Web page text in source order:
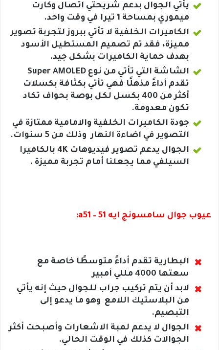
يأتي الجوال بدعم شريحتي اتصال وكارت
ميموري بمساحة 1 تيرا في وقت واحد.
الكاميرات الخلفية لا تأتي ببروز لتجربة تصوير
مميزة، فقد تم تصميم المستطيل الأسود
بهدف حماية الكاميرات بشكل جيد.
الشاشة التي تأتي من نوع Super AMOLED
تقدم أداءً مذهلًا فهي تأتي بكثافة بكسلات
أكثر من 400 بكسل لكل بوصة بحواف تكاد
تكون معدومة.
جودة الكاميرات الخلفية والامامية ممتازة في
التصوير في اضاءة النهار وذلك من 5 سنوات.
الجوال يدعم تصوير فيديوهات 4K بالكاميرا
السيلفي مما يجعلنا أمام تجربة مميزة .
عيوب جوال سامسونج ايه 51 – a51:
البطارية تقدم أداءً متوسطًا خاصة مع
سعتها 4000 مللي أمبير
لابد أن يتم تركيب جراب للجوال حيث إنه يأتي
من البلاستيك اللامع وهو ما يدعو إلى
التبصيم.
الجوال لا يدعم لمبة الاشعارات وأصبحت أكثر
الجوالات كذلك في الوقت الحالي.